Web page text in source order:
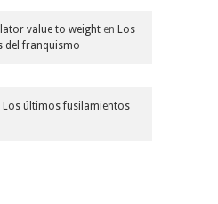
value to weight en Los
del franquismo
Los últimos fusilamientos